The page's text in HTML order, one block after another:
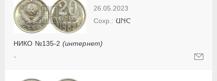
26.05.2023
НИКО №135-2 (интернет)
UNC
-